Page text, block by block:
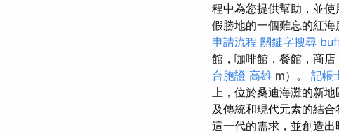
程中為您提供幫助，並
假勝地的一個難忘的紅海
申請流程 關鍵字搜尋
館，咖啡館，餐館，商
台胞證 高雄 m）。 記帳
上，位於桑迪海灘的新地
及傳統和現代元素的結
這一代的需求，並創造出